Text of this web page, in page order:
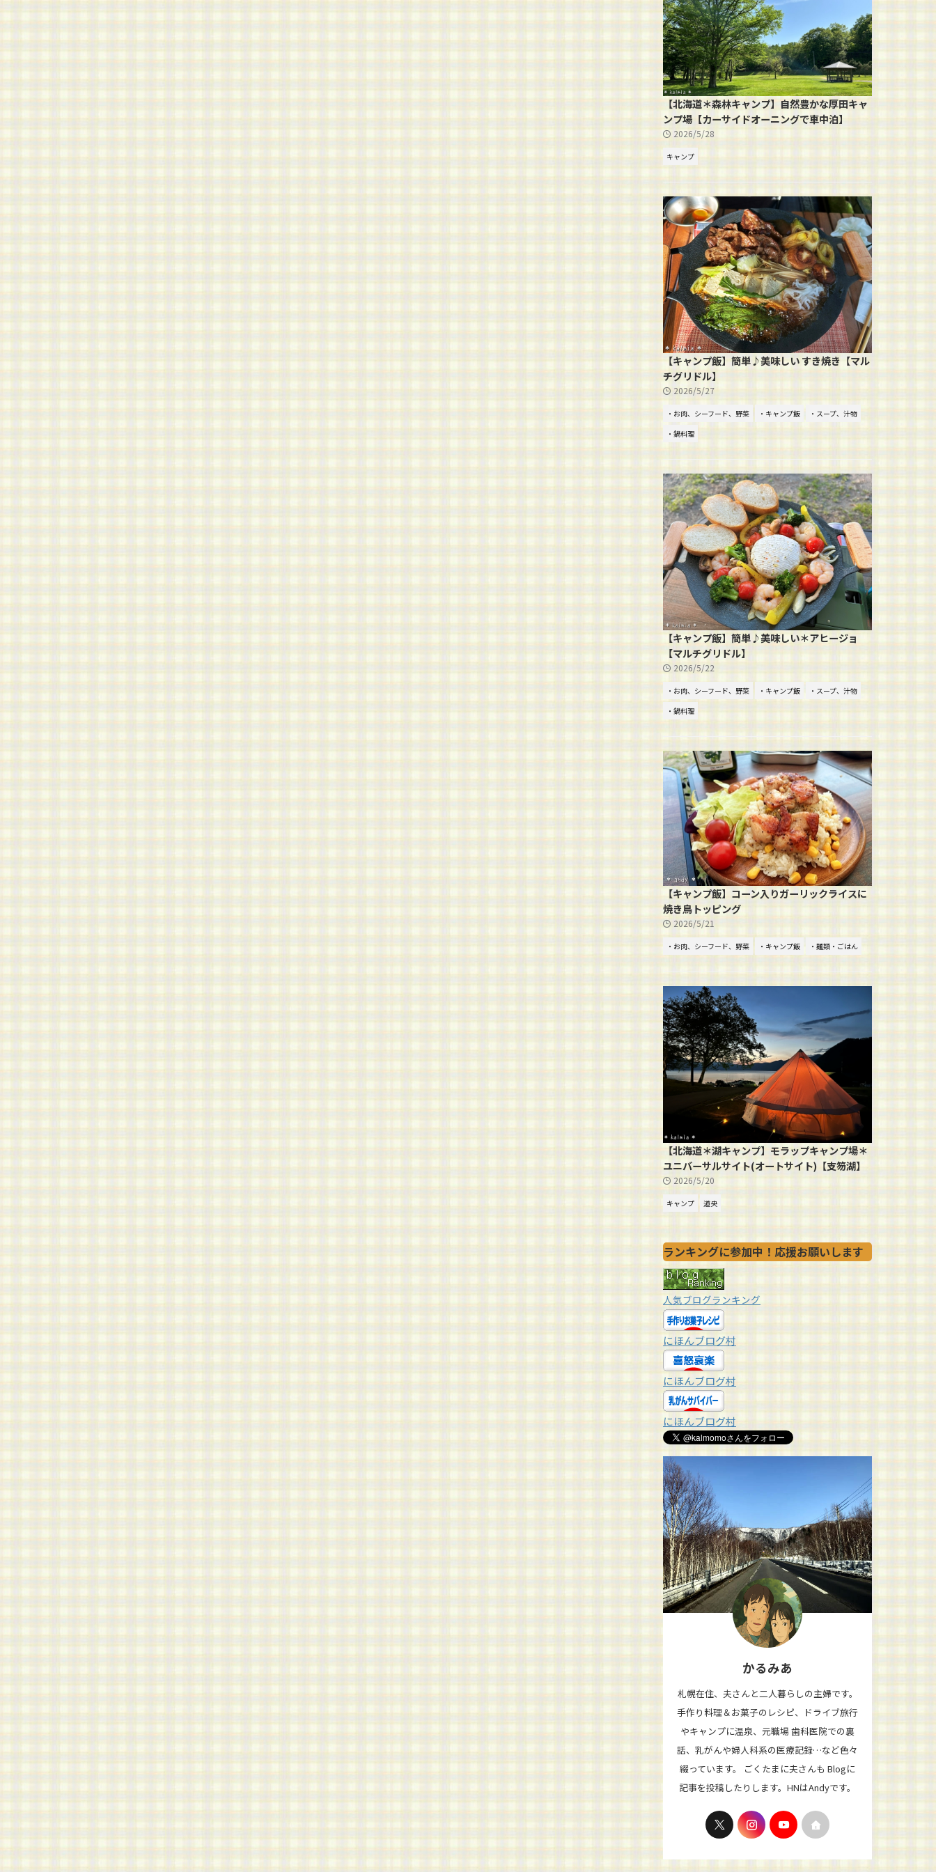
【北海道＊森林キャンプ】自然豊かな厚田キャ
ンプ場【カーサイドオーニングで車中泊】
2026/5/28
キャンプ
【キャンプ飯】簡単♪美味しい すき焼き【マル
チグリドル】
2026/5/27
・お肉、シーフード、野菜 ・キャンプ飯
・スープ、汁物
・鍋料理
【キャンプ飯】簡単♪美味しい＊アヒージョ
【マルチグリドル】
2026/5/22
・お肉、シーフード、野菜 ・キャンプ飯
・スープ、汁物
・鍋料理
【キャンプ飯】コーン入りガーリックライスに
焼き鳥トッピング
2026/5/21
・お肉、シーフード、野菜 ・キャンプ飯 ・麺類・ごはん
【北海道＊湖キャンプ】モラップキャンプ場＊
ユニバーサルサイト(オートサイト)【支笏湖】
2026/5/20
キャンプ 道央
ランキングに参加中！応援お願いします
人気ブログランキング
にほんブログ村
にほんブログ村
にほんブログ村
かるみあ
札幌在住、夫さんと二人暮らしの主婦です。
手作り料理＆お菓子のレシピ、ドライブ旅行
やキャンプに温泉、元職場 歯科医院での裏
話、乳がんや婦人科系の医療記録…など色々
綴っています。 ごくたまに夫さんも Blogに
記事を投稿したりします。HNはAndyです。